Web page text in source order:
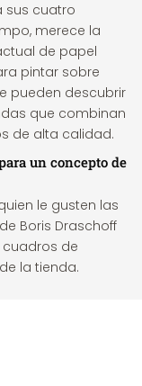
sus cuatro
merece la
de papel
pintar sobre
pueden descubrir
que combinan
de alta calidad.
un concepto de
le gusten las
Boris Draschoff
de
la tienda.